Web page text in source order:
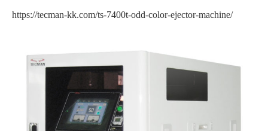
https://tecman-kk.com/ts-7400t-odd-color-ejector-machine/